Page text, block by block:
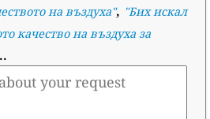
на въздуха", "Бих искал
качество на въздуха за